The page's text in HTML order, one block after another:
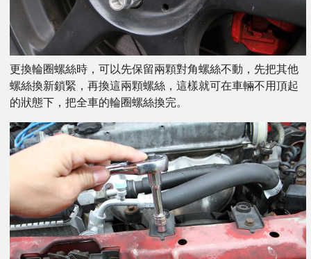
更換輪圈螺絲時，可以先保留兩顆對角螺絲不動，先把其他
螺絲換新鎖緊，再換這兩顆螺絲，這樣就可在車輛不用頂起
的狀態下，把全車的輪圈螺絲換完。